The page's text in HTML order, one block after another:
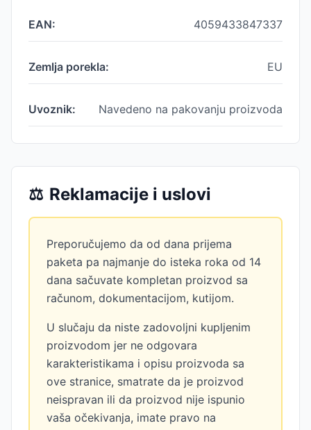
EAN: 4059433847337
Zemlja porekla: EU
Uvoznik: Navedeno na pakovanju proizvoda
⚖️ Reklamacije i uslovi
Preporučujemo da od dana prijema
paketa pa najmanje do isteka roka od 14
dana sačuvate kompletan proizvod sa
računom, dokumentacijom, kutijom.
U slučaju da niste zadovoljni kupljenim
proizvodom jer ne odgovara
karakteristikama i opisu proizvoda sa
ove stranice, smatrate da je proizvod
neispravan ili da proizvod nije ispunio
vaša očekivanja, imate pravo na